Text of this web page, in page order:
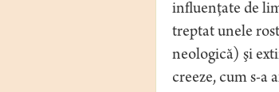
influenţate de
treptat unele
neologică) şi
creeze, cum s-a